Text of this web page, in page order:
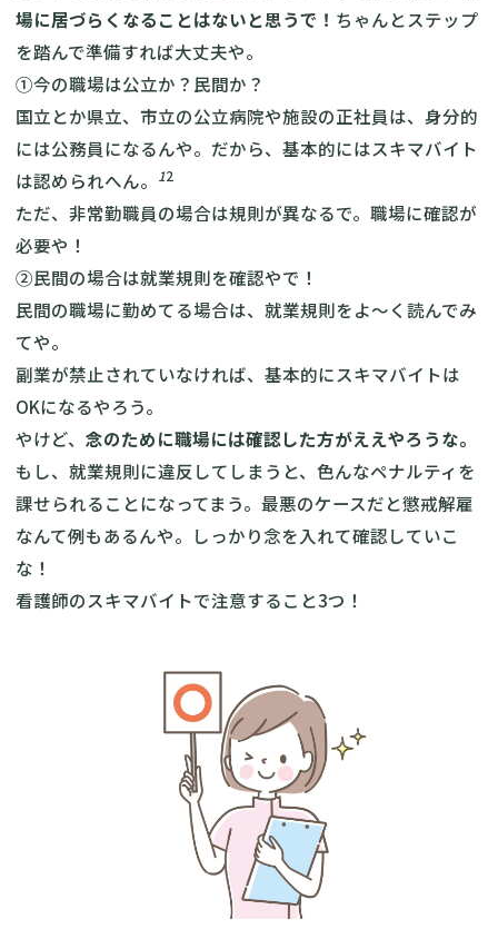
場に居づらくなることはないと思うで！ ちゃんとステップ
を踏んで準備すれば大丈夫や。
①今の職場は公立か？民間か？
国立とか県立、市立の公立病院や施設の正社員は、身分的
には公務員になるんや。だから、基本的にはスキマバイト
は認められへん。
12
ただ、非常勤職員の場合は規則が異なるで。職場に確認が
必要や！
②民間の場合は就業規則を確認やで！
民間の職場に勤めてる場合は、就業規則をよ～く読んでみ
てや。
副業が禁止されていなければ、基本的にスキマバイトは
OKになるやろう。
やけど、 念のために職場には確認した方がええやろうな。
もし、就業規則に違反してしまうと、色んなペナルティを
課せられることになってまう。最悪のケースだと懲戒解雇
なんて例もあるんや。しっかり念を入れて確認していこ
な！
看護師のスキマバイトで注意すること3つ！